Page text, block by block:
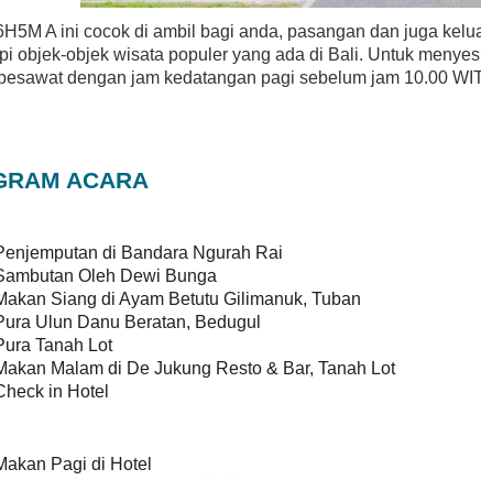
A ini cocok di ambil bagi anda, pasangan dan juga
objek-objek wisata populer yang ada di Bali. Untuk
dengan jam kedatangan pagi sebelum jam 10.00
ACARA
di Bandara Ngurah Rai
Oleh Dewi Bunga
Siang di Ayam Betutu Gilimanuk, Tuban
Ulun Danu Beratan, Bedugul
Tanah Lot
Malam di De Jukung Resto & Bar, Tanah Lot
in Hotel
Pagi di Hotel